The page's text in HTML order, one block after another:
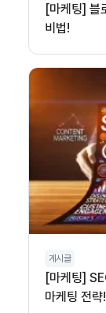
[마케팅] 블
비법!
게시글
[마케팅]
마케팅 전략!